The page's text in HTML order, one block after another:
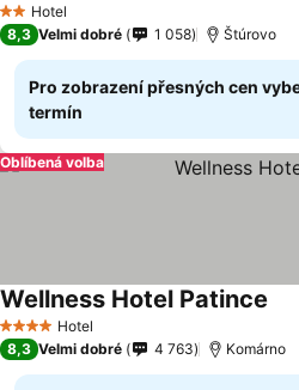
2 Počet hvězdiček
Hotel
8,3 Velmi dobré 1 058 Štúrovo
Pro zobrazení přesných cen
termín
Oblíbená volba
4 Počet hvězdiček
Hotel
Wellness Hotel Patince
8,3 Velmi dobré 4 763 Komárno